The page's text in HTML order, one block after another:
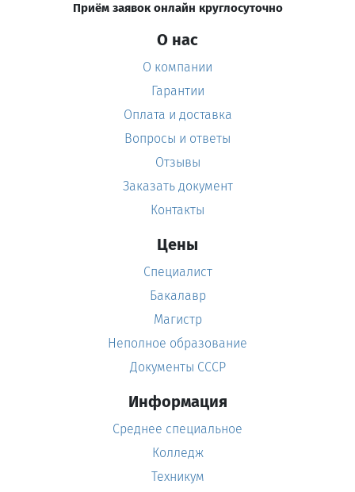
Приём заявок онлайн круглосуточно
О нас
О компании
Гарантии
Оплата и доставка
Вопросы и ответы
Отзывы
Заказать документ
Контакты
Цены
Специалист
Бакалавр
Магистр
Неполное образование
Документы СССР
Информация
Среднее специальное
Колледж
Техникум